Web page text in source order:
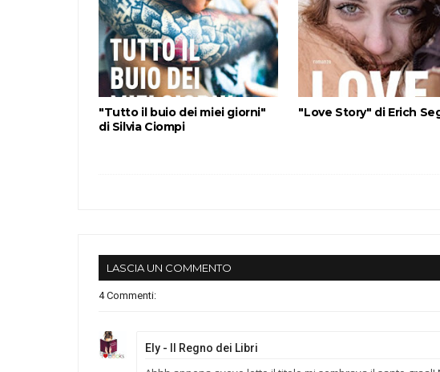
"Tutto il buio dei miei giorni"
di Silvia Ciompi
"Love Story" di Erich
LASCIA UN COMMENTO
4 Commenti:
Ely - Il Regno dei Libri